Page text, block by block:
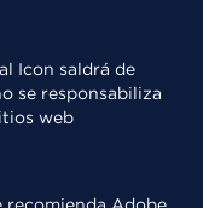
saldrá de
se responsabiliza
web